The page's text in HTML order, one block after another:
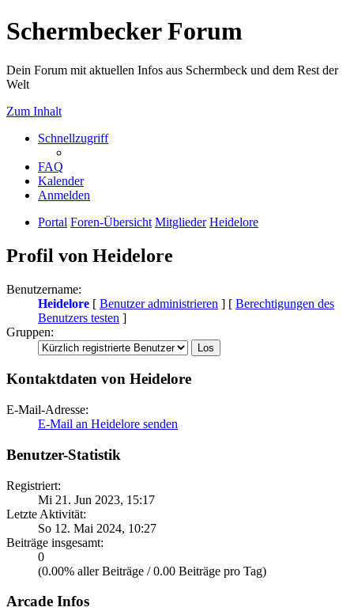
Schermbecker Forum
Dein Forum mit aktuellen Infos aus Schermbeck und dem Rest der
Welt
Zum Inhalt
Schnellzugriff
FAQ
Kalender
Anmelden
Portal Foren-Übersicht Mitglieder Heidelore
Profil von Heidelore
Benutzername:
Heidelore [ Benutzer administrieren ] [ Berechtigungen des
Benutzers testen ]
Gruppen:
Kontaktdaten von Heidelore
E-Mail-Adresse:
E-Mail an Heidelore senden
Benutzer-Statistik
Registriert:
Mi 21. Jun 2023, 15:17
Letzte Aktivität:
So 12. Mai 2024, 10:27
Beiträge insgesamt:
0
(0.00% aller Beiträge / 0.00 Beiträge pro Tag)
Arcade Infos